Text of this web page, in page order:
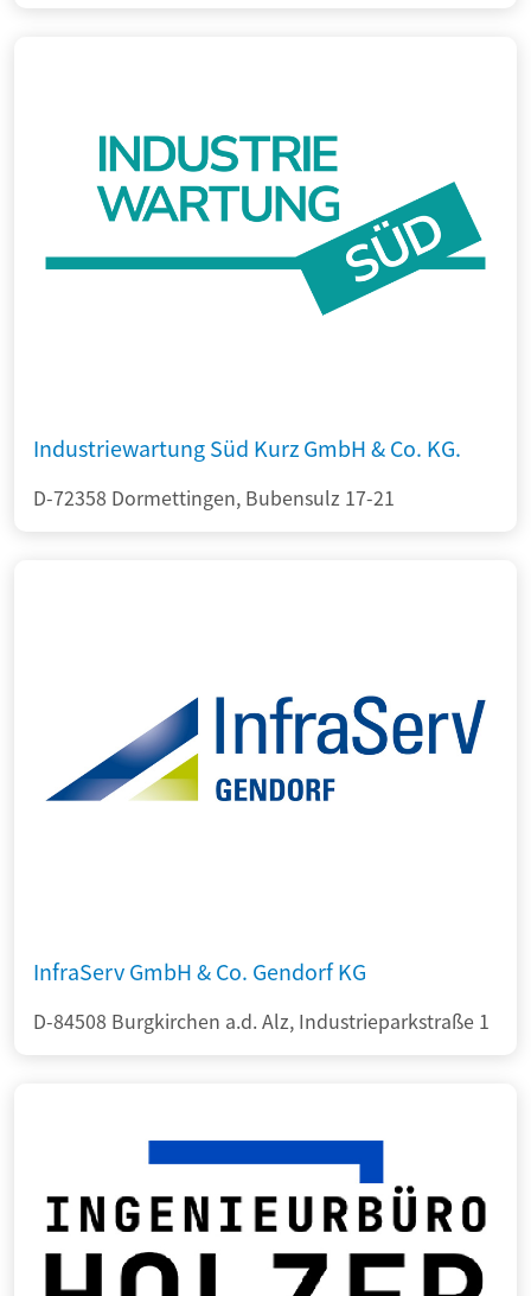
Industriewartung Süd Kurz GmbH & Co. KG.
D-72358 Dormettingen, Bubensulz 17-21
InfraServ GmbH & Co. Gendorf KG
D-84508 Burgkirchen a.d. Alz, Industrieparkstraße 1